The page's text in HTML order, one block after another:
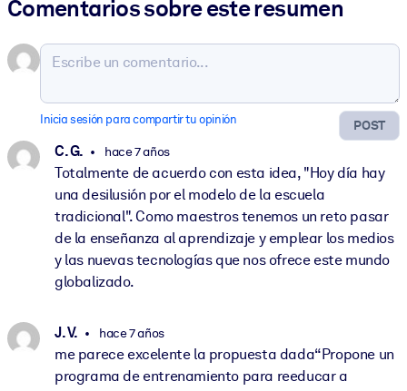
Comentarios sobre este resumen
POST
Inicia sesión para compartir tu opinión
C. G. hace 7 años
Totalmente de acuerdo con esta idea, "Hoy día hay
una desilusión por el modelo de la escuela
tradicional". Como maestros tenemos un reto pasar
de la enseñanza al aprendizaje y emplear los medios
y las nuevas tecnologías que nos ofrece este mundo
globalizado.
J. V. hace 7 años
me parece excelente la propuesta dada“Propone un
programa de entrenamiento para reeducar a